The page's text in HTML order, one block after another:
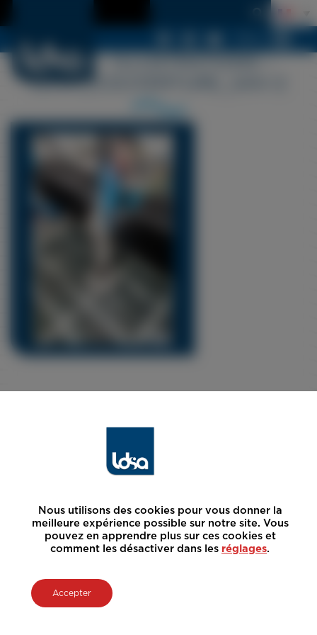
LDSA – ILLUSTRATIONS –
LDSA_COUVERTURE_SAV-2
Nous utilisons des cookies pour vous donner la
meilleure expérience possible sur notre site. Vous
pouvez en apprendre plus sur ces cookies et
comment les désactiver dans les réglages.
Accepter